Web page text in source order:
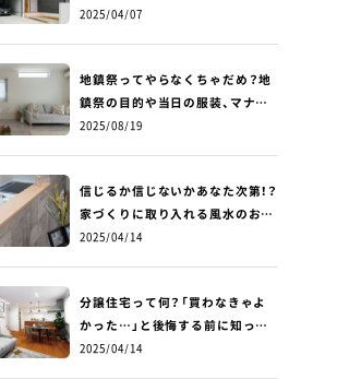
2025/04/07
地鎮祭ってやらなくちゃだめ？地
鎮祭の目的や当日の服装、マナー、
費用について詳しく解説！
2025/08/19
信じるか信じないかあなた次第！？
家づくりに取り入れる風水のお話
～玄関編～
2025/04/14
分譲住宅って何？「買わなきゃよ
かった…」と後悔する前に知って
ほしい！分譲住宅のメリットとデ
2025/04/14